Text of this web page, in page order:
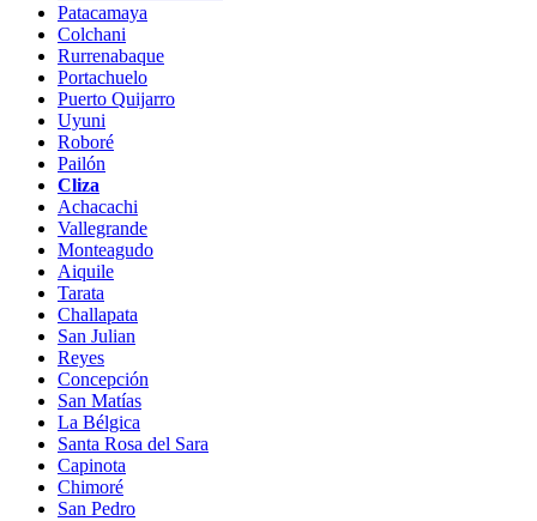
Patacamaya
Colchani
Rurrenabaque
Portachuelo
Puerto Quijarro
Uyuni
Roboré
Pailón
Cliza
Achacachi
Vallegrande
Monteagudo
Aiquile
Tarata
Challapata
San Julian
Reyes
Concepción
San Matías
La Bélgica
Santa Rosa del Sara
Capinota
Chimoré
San Pedro